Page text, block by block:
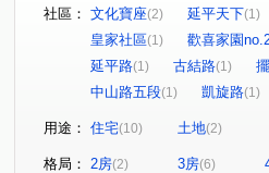
社區： 文化寶座(2) 延平天下(1)
皇家社區(1) 歡喜家園
延平路(1) 古結路(1)
中山路五段(1) 凱旋路(1)
用途： 住宅(10) 土地(2)
格局： 2房(2) 3房(6)